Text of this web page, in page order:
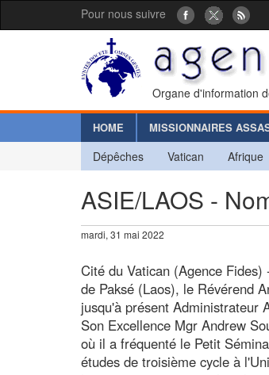
Pour nous suivre
Organe d'information
HOME MISSIONNAIRES
Dépêches Vatican Afrique
ASIE/LAOS -
mardi, 31 mai 2022
Cité du Vatican (Agence
de Paksé (Laos), le Révérend
jusqu'à présent Administrateur
Son Excellence Mgr Andrew
où il a fréquenté le Petit
études de troisième cycle à